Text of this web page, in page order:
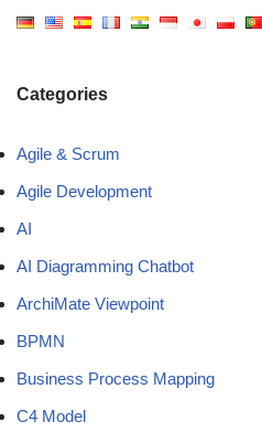
Categories
Agile & Scrum
Agile Development
AI
AI Diagramming Chatbot
ArchiMate Viewpoint
BPMN
Business Process Mapping
C4 Model